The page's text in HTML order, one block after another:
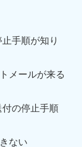
手順が知り
メールが来る
の停止手順
ない